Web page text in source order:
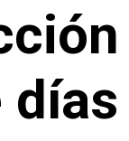
días